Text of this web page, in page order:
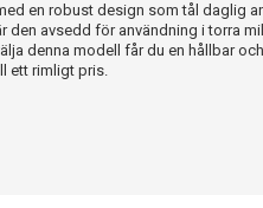
en robust design som tål daglig
den avsedd för användning i torra
denna modell får du en hållbar
ett rimligt pris.